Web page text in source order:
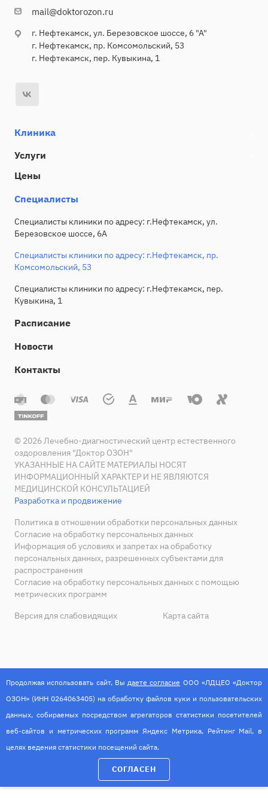
mail@doktorozon.ru
г. Нефтекамск, ул. Березовское шоссе, 6 "А"
г. Нефтекамск, пр. Комсомольский, 53
г. Нефтекамск, пер. Кувыкина, 1
Клиника
Услуги
Цены
Специалисты
Специалисты клиники по адресу: г.Нефтекамск, ул.
Березовское шоссе, 6А
Специалисты клиники по адресу: г.Нефтекамск, пр.
Комсомольский, 53
Специалисты клиники по адресу: г.Нефтекамск, пер.
Кувыкина, 1
Расписание
Новости
Контакты
© 2026 Лечебно-диагностический центр естественного
оздоровления "Доктор ОЗОН"
УКАЗАННЫЕ НА САЙТЕ МАТЕРИАЛЫ НОСЯТ
ИНФОРМАЦИОННЫЙ ХАРАКТЕР И НЕ ЯВЛЯЮТСЯ
МЕДИЦИНСКОЙ КОНСУЛЬТАЦИЕЙ
Разработка и продвижение
Политика в отношении обработки персональных данных
Согласие на обработку персональных данных
Информация об условиях и запретах на обработку
персональных данных, разрешенных субъектами для
распространения
Согласие на обработку персональных данных с помощью
метрических программ
Версия для слабовидящих
Карта сайта
Продолжая использовать сайт, Вы даете согласие ООО «ЛДЦЕО «Доктор
ОЗОН» (ИНН 0264063405) на обработку файлов куки и пользовательских
данных, собираемых посредством агрегаторов статистики посетителей
веб-сайтов и метрических программ Яндекс Метрика, Рейтинг Mail, в
целях ведения статистики посещений сайта.
СОГЛАСЕН
ИМЕЮТСЯ ПРОТИВОПОКАЗАНИЯ. НЕОБХОДИМА
КОНСУЛЬТАЦИЯ СПЕЦИАЛИСТА